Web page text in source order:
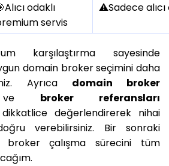
Alıcı odaklı
servis
⚠️Sadece alıcı
karşılaştırma sayesinde
domain broker seçimini daha
Ayrıca domain broker
broker referansları
dikkatlice değerlendirerek nihai
verebilirsiniz. Bir sonraki
broker çalışma sürecini tüm